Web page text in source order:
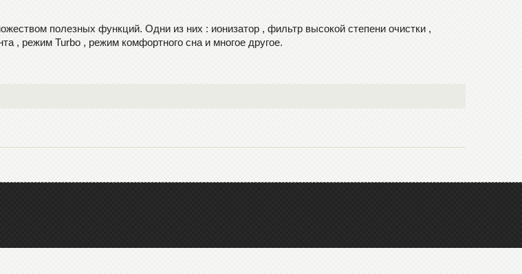
полезных функций. Одни из них : ионизатор , фильтр высокой степени очистки ,
, режим Turbo , режим комфортного сна и многое другое.